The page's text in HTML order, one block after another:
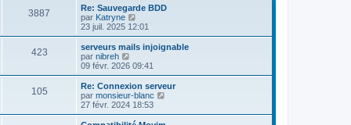
r
e
e
r
n
i
r
m
e
s
3887
Re: Sauvegarde BDD
par Katryne
o
i
r
e
r
n
i
23 juil. 2025 12:01
423
serveurs mails injoignable
par nibreh
o
i
r
l
e
e
09 févr. 2026 09:41
105
Re: Connexion serveur
par monsieur-blanc
i
27 févr. 2024 18:53